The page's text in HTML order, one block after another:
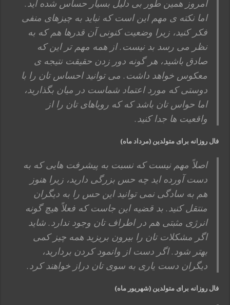
امروز همین طور بی دلیل بسیار حساس شده اید.
اما نکته ی مهم این است که نباید به چیزهای منفی
فکر کنید، زیرا وضعیت کنونی آن قدرها هم که به
نظر می رسد بد نیست. از همه مهم تر این که
صادق باشید، هر گونه دور زدن حقیقت نتیجه ی
معکوس خواهد داشت. می توانید احساس تان را با
دوستی که مورد اعتماد شماست در میان بگذارید،
اما حواس تان باشد که که رویاهای تان را از
واقعیت ها جدا کنید.
فال روزانه برای متولدین (مرداد ماه)
اصلاً مهم نیست که نسبت به پیشرفت هایی که به
دست آورده اید چه حس بزرگی دارید، زیرا هنوز
هم به سادگی نمی توانید این حس را به دیگران
منتقل کنید. بد قضیه این جاست که فعلاً هیچ گونه
انرژی مثبتی هم در اطراف تان وجود ندارد. شاید
اگر مشکلات تان را بیرون بریزید همه چیز کمی
بهتر شود. اگر دست از وانمود کردن بردارید،
دیگران دست یاری به سوی تان دراز خواهند کرد.
فال روزانه برای متولدین (شهریور ماه)